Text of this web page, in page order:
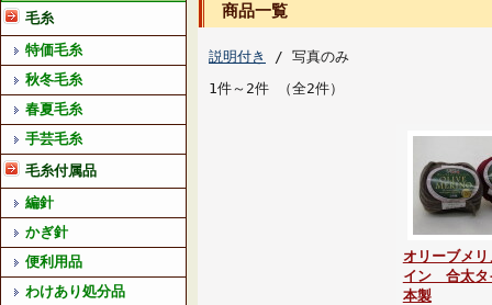
毛糸
特価毛糸
秋冬毛糸
春夏毛糸
手芸毛糸
毛糸付属品
編針
かぎ針
便利用品
わけあり処分品
商品一覧
説明付き
/ 写真のみ
1件～2件 （全2件）
オリーブメ
イン 合太
本製